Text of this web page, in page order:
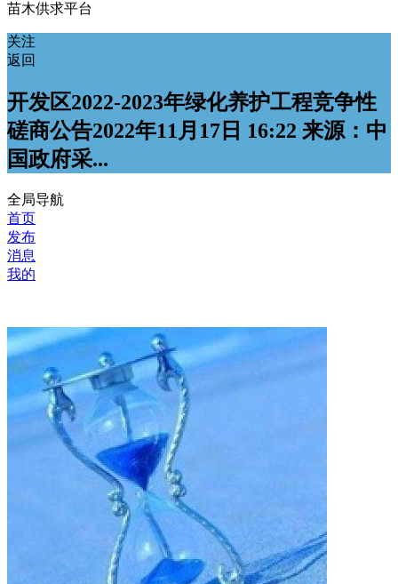
苗木供求平台
关注
返回
开发区2022-2023年绿化养护工程竞争性
磋商公告2022年11月17日 16:22 来源：中
国政府采...
全局导航
首页
发布
消息
我的